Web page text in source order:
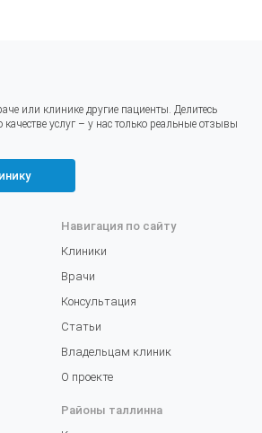
или клинике другие пациенты. Делитесь
услуг – у нас только реальные отзывы
Навигация по сайту
Клиники
Врачи
Консультация
Статьи
Владельцам клиник
О проекте
Районы таллинна